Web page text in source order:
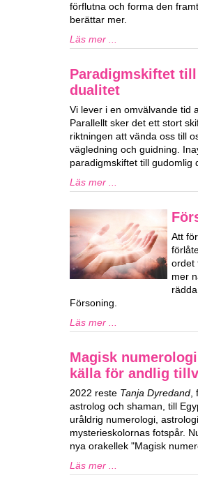
förflutna och forma den
berättar mer.
Läs mer ...
Paradigmskiftet
dualitet
Vi lever i en omvälvande tid
Parallellt sker det ett stort
riktningen att vända oss till
vägledning och guidning.
paradigmskiftet till gudomlig
Läs mer ...
Att
ordet
mer
Försoning.
Läs mer ...
Magisk
källa för andlig
2022 reste Tanja Dyredand
astrolog och shaman, till
uråldrig numerologi,
mysterieskolornas fotspår.
nya orakellek "Magisk
Läs mer ...